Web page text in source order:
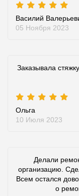
Василий
05 Ноября 2023
Заказывала
Ольга
10 Июля 2023
Делали
организацию.
Всем остался
о